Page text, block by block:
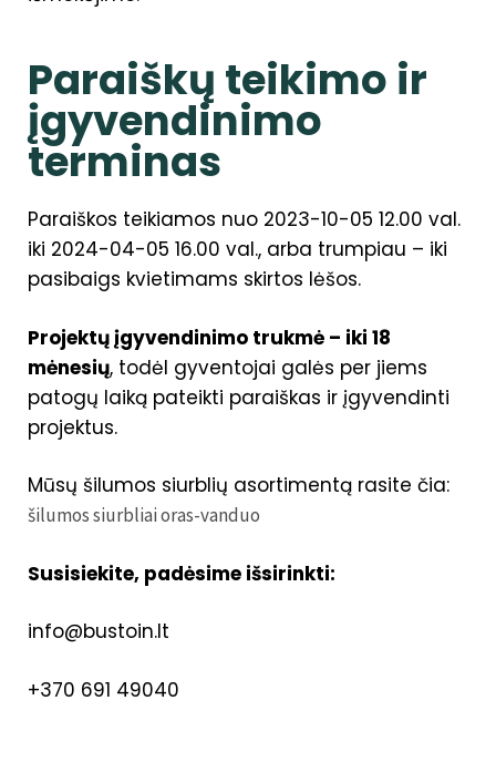
Paraiškų teikimo ir
įgyvendinimo
terminas
Paraiškos teikiamos nuo 2023-10-05 12.00 val.
iki 2024-04-05 16.00 val., arba trumpiau – iki
pasibaigs kvietimams skirtos lėšos.
Projektų įgyvendinimo trukmė – iki 18
mėnesių, todėl gyventojai galės per jiems
patogų laiką pateikti paraiškas ir įgyvendinti
projektus.
Mūsų šilumos siurblių asortimentą rasite čia:
šilumos siurbliai oras-vanduo
Susisiekite, padėsime išsirinkti:
info@bustoin.lt
+370 691 49040